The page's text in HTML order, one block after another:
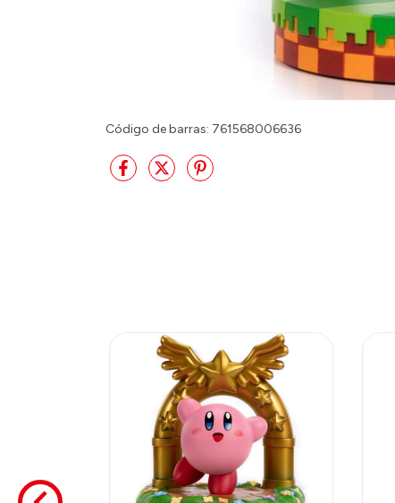
Código de barras: 761568006636